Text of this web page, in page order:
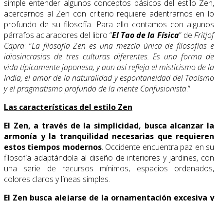
simple entender algunos conceptos básicos del estilo Zen,
acercarnos al Zen con criterio requiere adentrarnos en lo
profundo de su filosofía. Para ello contamos con algunos
párrafos aclaradores del libro “El Tao de la Física” deFritjof
Capra: “La filosofía Zen es una mezcla única de filosofías e
idiosincrasias de tres culturas diferentes. Es una forma de
vida típicamente japonesa, y aun así refleja el misticismo de la
India, el amor de la naturalidad y espontaneidad del Taoísmo
y el pragmatismo profundo de la mente Confusionista.”
Las características del estilo Zen
El Zen, a través de la simplicidad, busca alcanzar la
armonía y la tranquilidad necesarias que requieren
estos tiempos modernos. Occidente encuentra paz en su
filosofía adaptándola al diseño de interiores y jardines, con
una serie de recursos mínimos, espacios ordenados,
colores claros y líneas simples.
El Zen busca alejarse de la ornamentación excesiva y